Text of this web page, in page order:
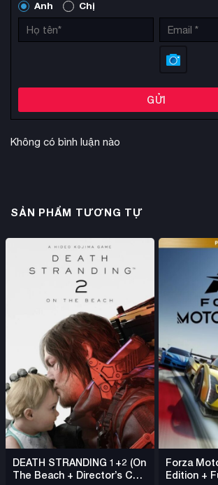
Anh Chị
GỬI
Không có bình luận nào
SẢN PHẨM TƯƠNG TỰ
DEATH STRANDING 1+2 (On
The Beach + Director’s Cut)
Forza
Edition +